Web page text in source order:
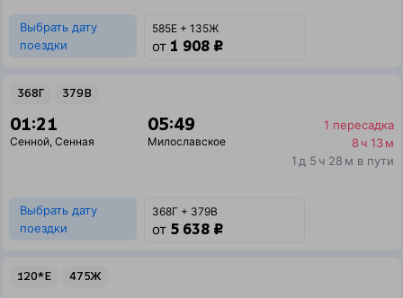
Выбрать дату
поездки
585Е + 135Ж
от 1 908 ₽
368Г 379В
01:21
Сенной, Сенная
05:49
Милославское
1 пересадка
8 ч 13 м
1 д 5 ч 28 м в пути
Выбрать дату
поездки
368Г + 379В
от 5 638 ₽
120*Е 475Ж